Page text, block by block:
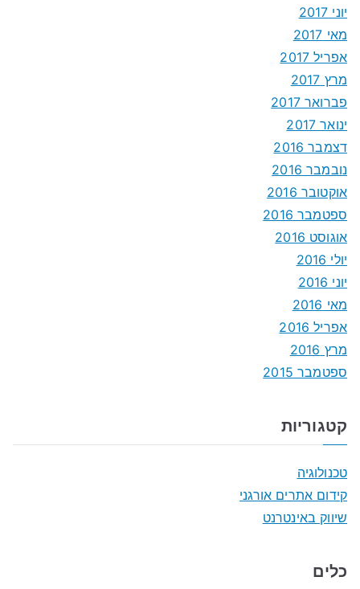
יוני 2017
מאי 2017
אפריל 2017
מרץ 2017
פברואר 2017
ינואר 2017
דצמבר 2016
נובמבר 2016
אוקטובר 2016
ספטמבר 2016
אוגוסט 2016
יולי 2016
יוני 2016
מאי 2016
אפריל 2016
מרץ 2016
ספטמבר 2015
קטגוריות
טכנולוגיה
קידום אתרים אורגני
שיווק באינטרנט
כלים